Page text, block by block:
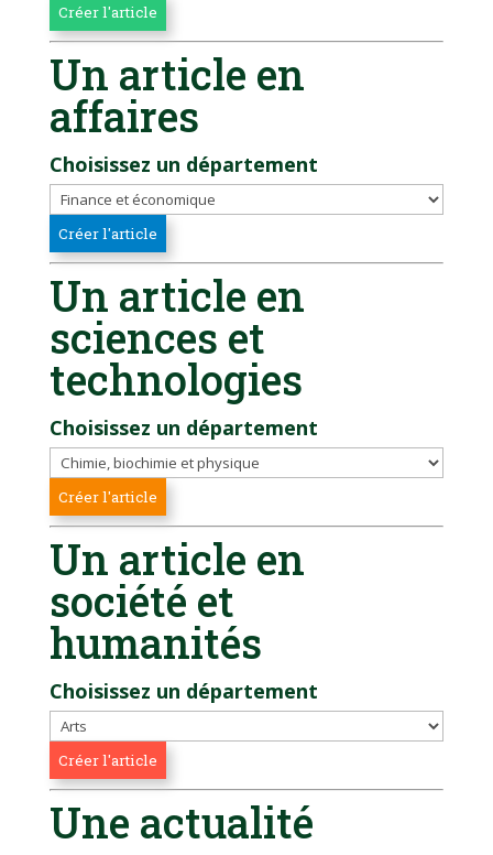
Un article en
affaires
Choisissez un département
Un article en
sciences et
technologies
Choisissez un département
Un article en
société et
humanités
Choisissez un département
Une actualité